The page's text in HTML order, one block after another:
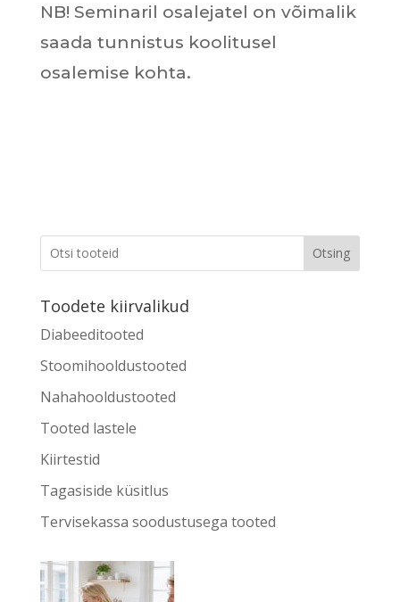
NB! Seminaril osalejatel on võimalik
saada tunnistus koolitusel
osalemise kohta.
Otsing
Toodete kiirvalikud
Diabeeditooted
Stoomihooldustooted
Nahahooldustooted
Tooted lastele
Kiirtestid
Tagasiside küsitlus
Tervisekassa soodustusega tooted